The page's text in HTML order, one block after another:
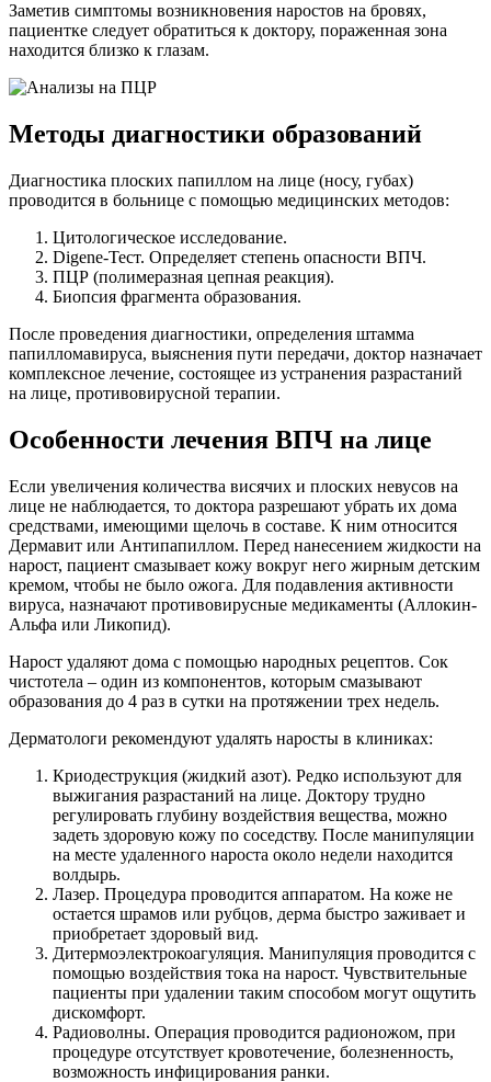
Заметив симптомы возникновения наростов на бровях,
пациентке следует обратиться к доктору, пораженная зона
находится близко к глазам.
Методы диагностики образований
Диагностика плоских папиллом на лице (носу, губах)
проводится в больнице с помощью медицинских методов:
Цитологическое исследование.
Digene-Тест. Определяет степень опасности ВПЧ.
ПЦР (полимеразная цепная реакция).
Биопсия фрагмента образования.
После проведения диагностики, определения штамма
папилломавируса, выяснения пути передачи, доктор назначает
комплексное лечение, состоящее из устранения разрастаний
на лице, противовирусной терапии.
Особенности лечения ВПЧ на лице
Если увеличения количества висячих и плоских невусов на
лице не наблюдается, то доктора разрешают убрать их дома
средствами, имеющими щелочь в составе. К ним относится
Дермавит или Антипапиллом. Перед нанесением жидкости на
нарост, пациент смазывает кожу вокруг него жирным детским
кремом, чтобы не было ожога. Для подавления активности
вируса, назначают противовирусные медикаменты (Аллокин-
Альфа или Ликопид).
Нарост удаляют дома с помощью народных рецептов. Сок
чистотела – один из компонентов, которым смазывают
образования до 4 раз в сутки на протяжении трех недель.
Дерматологи рекомендуют удалять наросты в клиниках:
Криодеструкция (жидкий азот). Редко используют для
выжигания разрастаний на лице. Доктору трудно
регулировать глубину воздействия вещества, можно
задеть здоровую кожу по соседству. После манипуляции
на месте удаленного нароста около недели находится
волдырь.
Лазер. Процедура проводится аппаратом. На коже не
остается шрамов или рубцов, дерма быстро заживает и
приобретает здоровый вид.
Дитермоэлектрокоагуляция. Манипуляция проводится с
помощью воздействия тока на нарост. Чувствительные
пациенты при удалении таким способом могут ощутить
дискомфорт.
Радиоволны. Операция проводится радионожом, при
процедуре отсутствует кровотечение, болезненность,
возможность инфицирования ранки.